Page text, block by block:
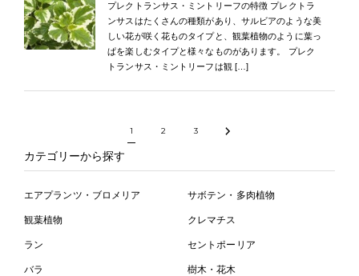
プレクトランサス・ミントリーフの特徴 プレクトラ
ンサスはたくさんの種類があり、サルビアのような美
しい花が咲く花ものタイプと、観葉植物のように葉っ
ぱを楽しむタイプと様々なものがあります。 プレク
トランサス・ミントリーフは観 […]
1 2 3
カテゴリーから探す
エアプランツ・ブロメリア サボテン・多肉植物
観葉植物 クレマチス
ラン セントポーリア
バラ 樹木・花木